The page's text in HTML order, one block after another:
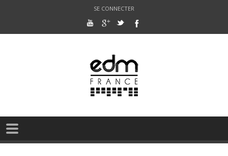
SE CONNECTER